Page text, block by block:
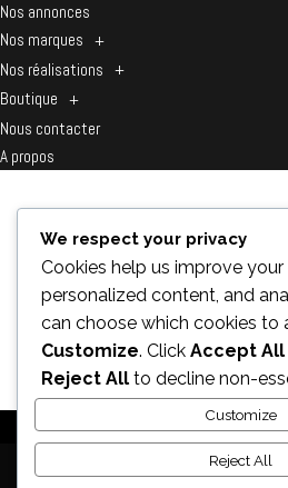
Nos annonces
Nos marques +
Nos réalisations +
Boutique +
Nous contacter
A propos
Accueil/ Moto Guzzi
MOTO GUZZI
Aucun produit ne
sélection.
We respect your privacy
Cookies help us improve
personalized content, and
can choose which cookies to
Customize. Click Accept All
Reject All to decline non-
Customize
Reject All